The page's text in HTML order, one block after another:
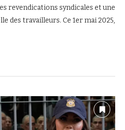
revendications syndicales et une
des travailleurs. Ce 1er mai 2025,